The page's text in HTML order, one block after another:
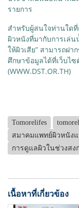
รายการ
สำหรับผู้สนใจท่านใดที่
ผิวหนังที่มากับการเล่น
ให้ผิวเสีย” สามารถฝา
ศึกษาข้อมูลได้ที่เว็บไ
(WWW.DST.OR.TH)
Tomorelifes
สมาคมแพทย์ผิวหนังแ
การดูแลผิวในช่วงสง
เนื้อหาที่เกี่ยวข้อง